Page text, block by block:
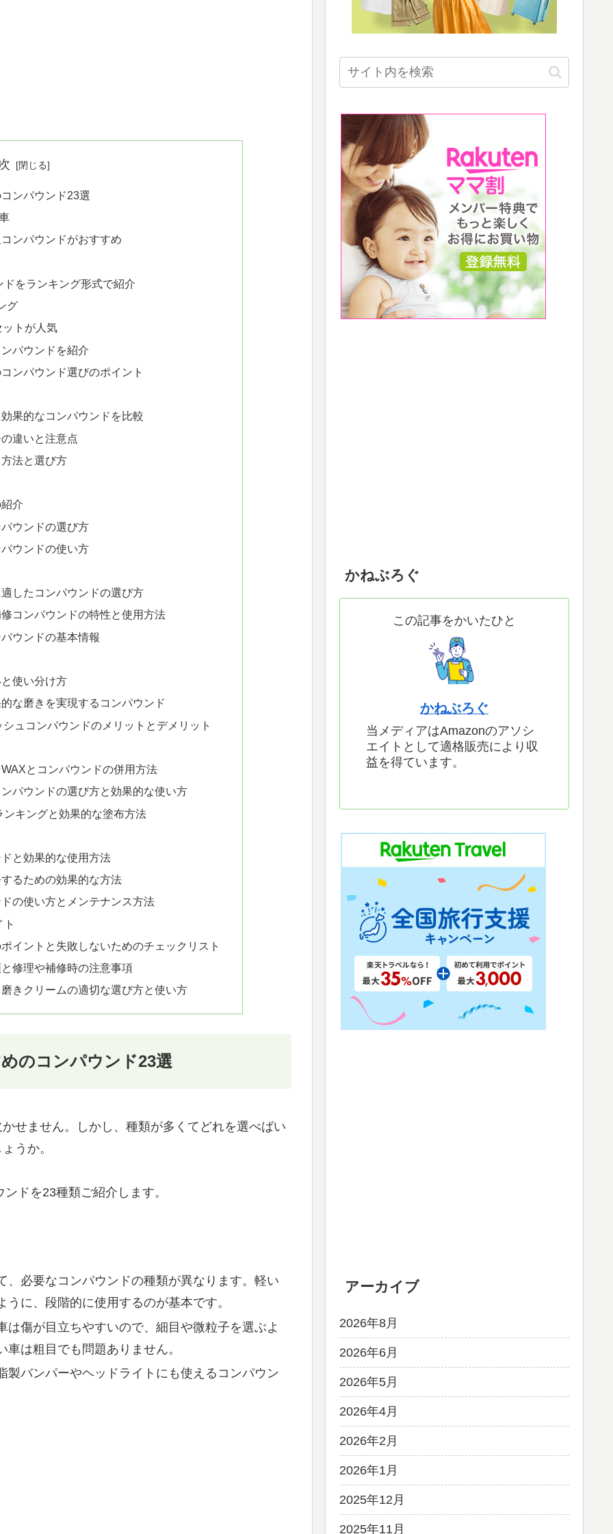
ンパウンド23選
ンパウンドがおすすめ
をランキング形式で紹介
グ
トが人気
パウンドを紹介
ンパウンド選びのポイント
果的なコンパウンドを比較
違いと注意点
法と選び方
介
ウンドの選び方
ウンドの使い方
したコンパウンドの選び方
コンパウンドの特性と使用方法
ウンドの基本情報
使い分け方
な磨きを実現するコンパウンド
ュコンパウンドのメリットとデメリット
とコンパウンドの併用方法
パウンドの選び方と効果的な使い方
キングと効果的な塗布方法
と効果的な使用方法
るための効果的な方法
の使い方とメンテナンス方法
イントと失敗しないためのチェックリスト
修理や補修時の注意事項
きクリームの適切な選び方と使い方
のコンパウンド23選
せません。しかし、種類が多くてどれを選べばい
うか。
ドを23種類ご紹介します。
、必要なコンパウンドの種類が異なります。軽い
に、段階的に使用するのが基本です。
は傷が目立ちやすいので、細目や微粒子を選ぶよ
は粗目でも問題ありません。
製バンパーやヘッドライトにも使えるコンパウン
かねぶろぐ
この記事をかいたひと
かねぶろぐ
当メディアはAmazonのアソシ
エイトとして適格販売により収
益を得ています。
アーカイブ
2026年8月
2026年6月
2026年5月
2026年4月
2026年2月
2026年1月
2025年12月
2025年11月